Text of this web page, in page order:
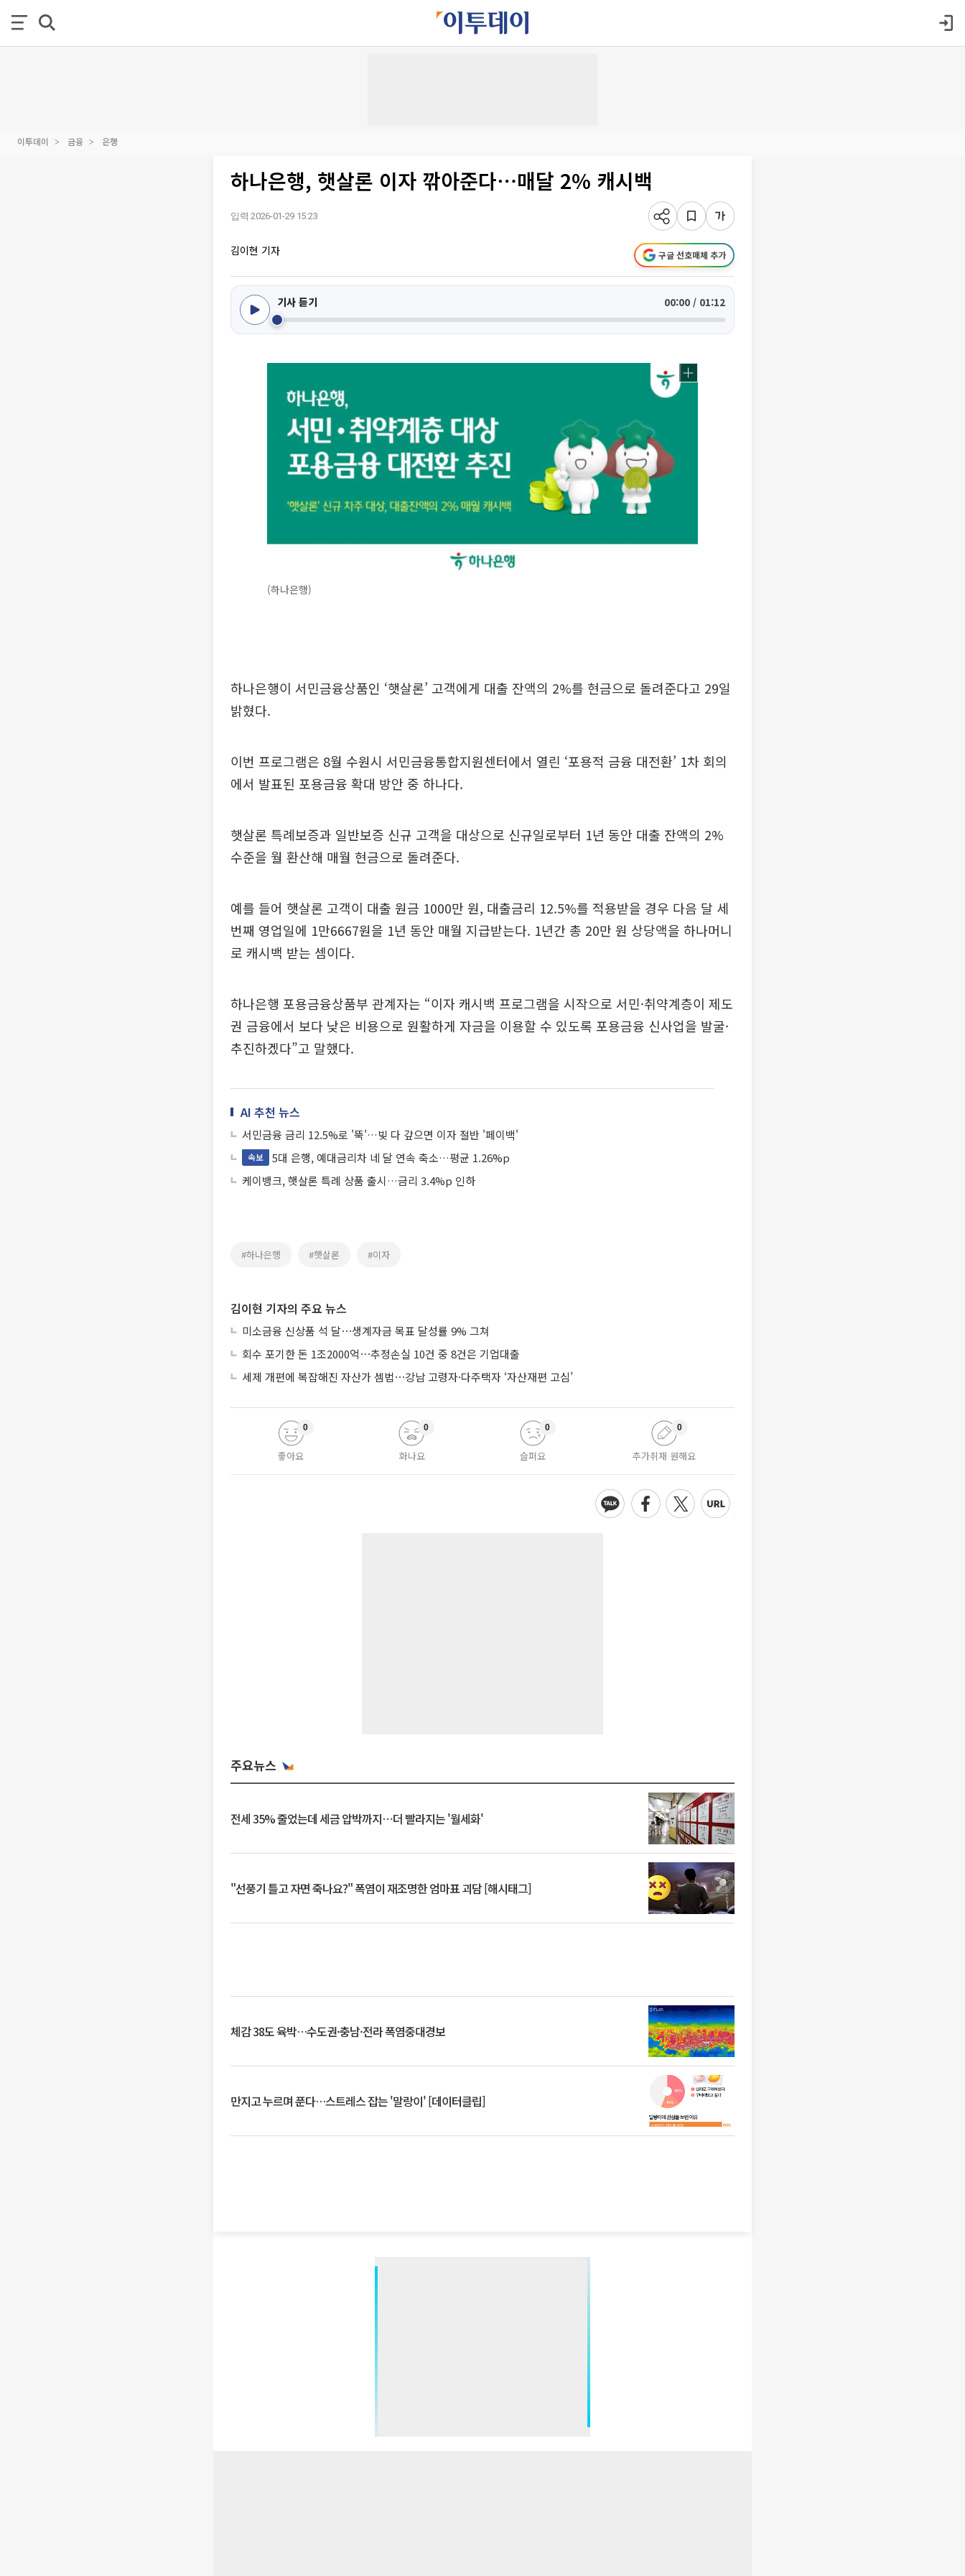
이투데이 금융 은행
하나은행, 햇살론 이자 깎아준다⋯매달 2% 캐시백
입력 2026-01-29 15:23
김이현 기자 구글 선호매체 추가
기사 듣기 00:00 / 01:12
(하나은행)
하나은행이 서민금융상품인 ‘햇살론’ 고객에게 대출 잔액의 2%를 현금으로 돌려준다고 29일
밝혔다.
이번 프로그램은 8월 수원시 서민금융통합지원센터에서 열린 ‘포용적 금융 대전환’ 1차 회의
에서 발표된 포용금융 확대 방안 중 하나다.
햇살론 특례보증과 일반보증 신규 고객을 대상으로 신규일로부터 1년 동안 대출 잔액의 2%
수준을 월 환산해 매월 현금으로 돌려준다.
예를 들어 햇살론 고객이 대출 원금 1000만 원, 대출금리 12.5%를 적용받을 경우 다음 달 세
번째 영업일에 1만6667원을 1년 동안 매월 지급받는다. 1년간 총 20만 원 상당액을 하나머니
로 캐시백 받는 셈이다.
하나은행 포용금융상품부 관계자는 “이자 캐시백 프로그램을 시작으로 서민·취약계층이 제도
권 금융에서 보다 낮은 비용으로 원활하게 자금을 이용할 수 있도록 포용금융 신사업을 발굴·
추진하겠다”고 말했다.
AI 추천 뉴스
서민금융 금리 12.5%로 '뚝'…빚 다 갚으면 이자 절반 '페이백'
속보
5대 은행, 예대금리차 네 달 연속 축소…평균 1.26%p
케이뱅크, 햇살론 특례 상품 출시…금리 3.4%p 인하
#하나은행 #햇살론 #이자
김이현 기자의 주요 뉴스
미소금융 신상품 석 달⋯생계자금 목표 달성률 9% 그쳐
회수 포기한 돈 1조2000억⋯추정손실 10건 중 8건은 기업대출
세제 개편에 복잡해진 자산가 셈법⋯강남 고령자·다주택자 ‘자산재편 고심’
좋아요
0
화나요
0
슬퍼요
0
추가취재 원해요
0
주요뉴스
전세 35% 줄었는데 세금 압박까지⋯더 빨라지는 '월세화'
"선풍기 틀고 자면 죽나요?" 폭염이 재조명한 엄마표 괴담 [해시태그]
체감 38도 육박…수도권·충남·전라 폭염중대경보
만지고 누르며 푼다…스트레스 잡는 '말랑이' [데이터클립]